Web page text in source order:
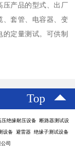
压产品的型式、出厂
、套管、电容器、变
定量测试。可供制
Top
绝缘耐压设备 断路器测试设
设备 避雷器 绝缘子测试设备
司